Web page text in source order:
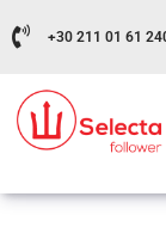
+30 211 01 61